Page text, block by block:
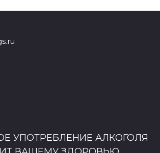
УПОТРЕБЛЕНИЕ АЛКОГОЛЯ